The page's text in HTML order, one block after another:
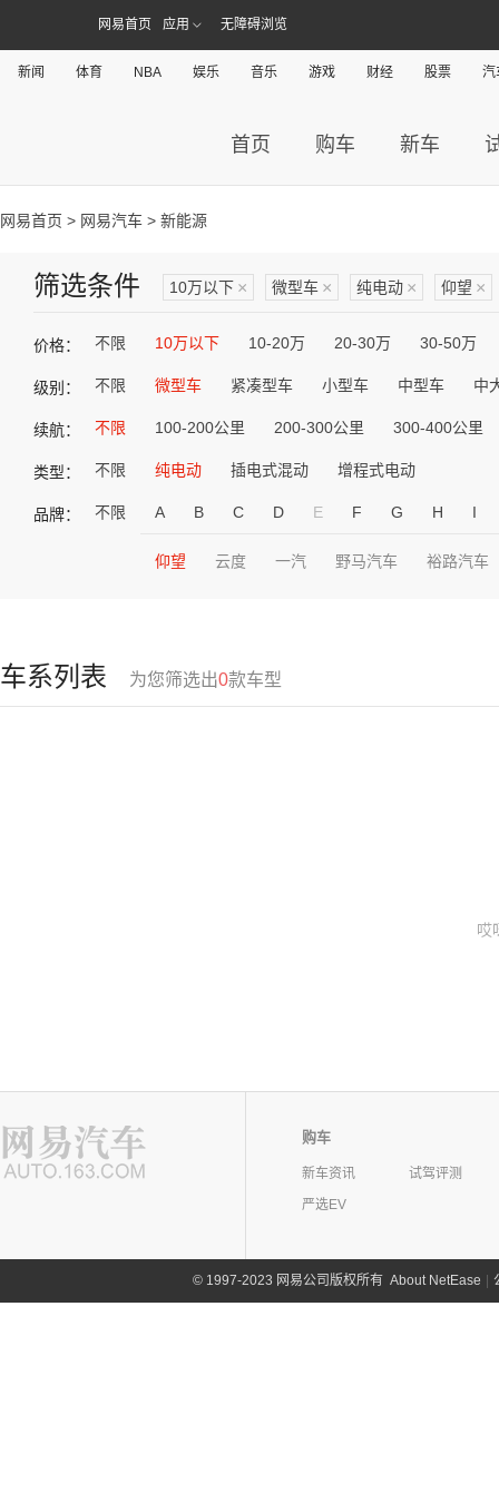
网易首页 应用 无障碍浏览
新闻 体育 NBA 娱乐 音乐 游戏 财经 股票 汽
首页 购车 新车
网易首页 > 网易汽车 > 新能源
筛选条件 10万以下 × 微型车 × 纯电动 × 仰望 ×
价格： 不限 10万以下 10-20万 20-30万 30-50万
级别： 不限 微型车 紧凑型车 小型车 中型车 中
续航： 不限 100-200公里 200-300公里 300-400公里
类型： 不限 纯电动 插电式混动 增程式电动
品牌： 不限 A B C D E F G H I
仰望 云度 一汽 野马汽车 裕路汽车
车系列表 为您筛选出0款车型
哎
购车
新车资讯
试驾评测
严选EV
©1997-2023 网易公司版权所有 About NetEase